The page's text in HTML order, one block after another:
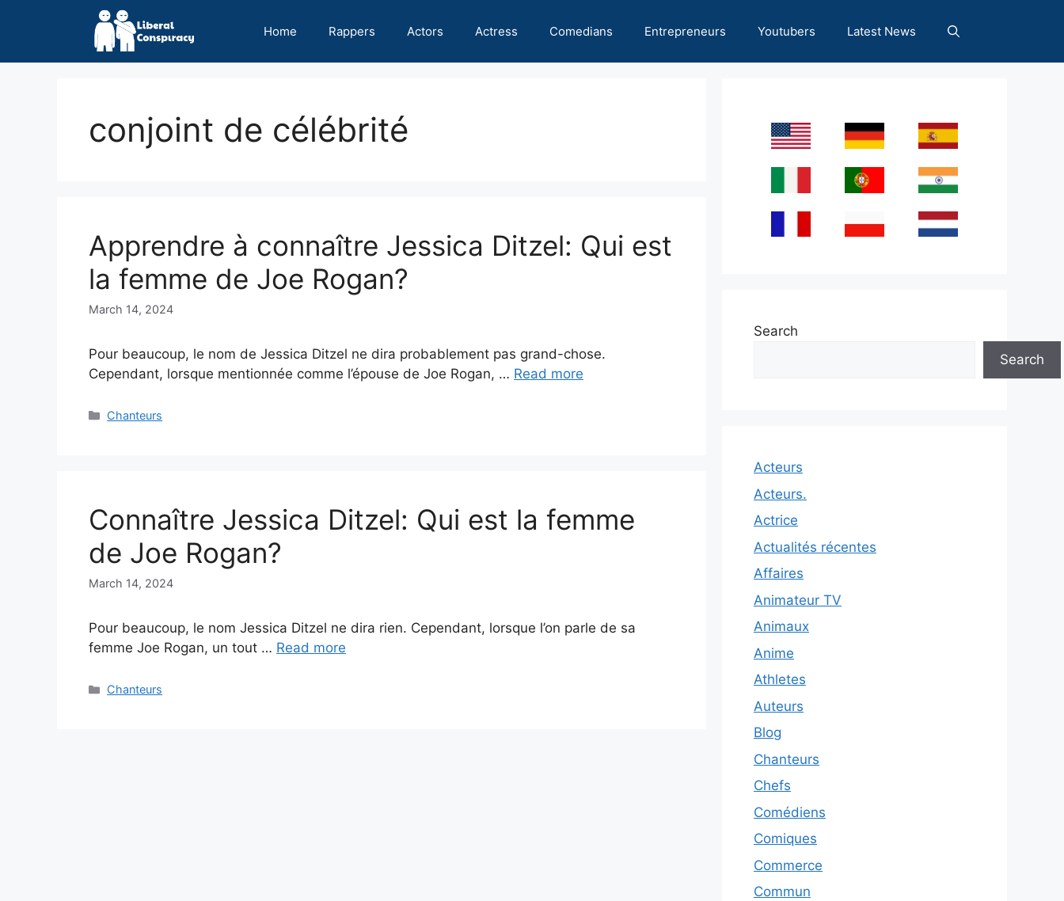
Home Rappers Actors Actress Comedians Entrepreneurs Youtubers Latest News
conjoint de célébrité
Apprendre à connaître Jessica Ditzel: Qui est
la femme de Joe Rogan?
March 14, 2024
Pour beaucoup, le nom de Jessica Ditzel ne dira probablement pas grand-chose.
Cependant, lorsque mentionnée comme l’épouse de Joe Rogan, … Read more
Categories
Chanteurs
Connaître Jessica Ditzel: Qui est la femme
de Joe Rogan?
March 14, 2024
Pour beaucoup, le nom Jessica Ditzel ne dira rien. Cependant, lorsque l’on parle de sa
femme Joe Rogan, un tout … Read more
Categories
Chanteurs
Search
Search
Acteurs
Acteurs.
Actrice
Actualités récentes
Affaires
Animateur TV
Animaux
Anime
Athletes
Auteurs
Blog
Chanteurs
Chefs
Comédiens
Comiques
Commerce
Commun